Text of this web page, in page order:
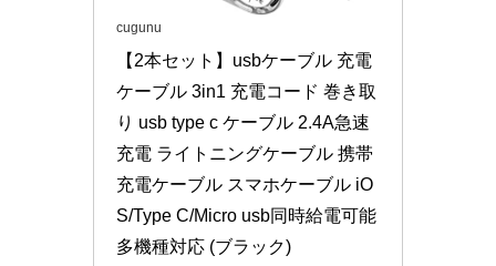
cugunu
【2本セット】usbケーブル 充電
ケーブル 3in1 充電コード 巻き取
り usb type c ケーブル 2.4A急速
充電 ライトニングケーブル 携帯
充電ケーブル スマホケーブル iO
S/Type C/Micro usb同時給電可能
多機種対応 (ブラック)